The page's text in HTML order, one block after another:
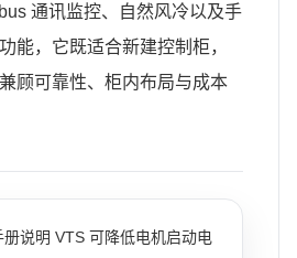
通讯监控、自然风冷以及手
能，它既适合新建控制柜，
顾可靠性、柜内布局与成本
册说明 VTS 可降低电机启动电